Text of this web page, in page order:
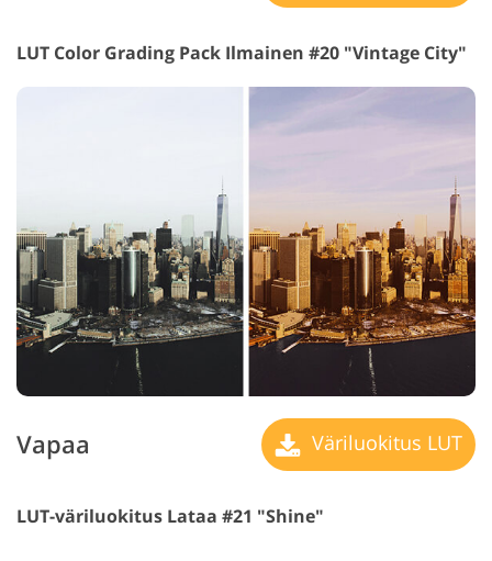
LUT Color Grading Pack Ilmainen #20 "Vintage City"
Vapaa Väriluokitus LUT
LUT-väriluokitus Lataa #21 "Shine"